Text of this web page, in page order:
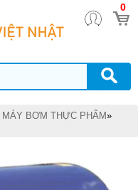
0
MÁY BƠM THỰC PHẨM»